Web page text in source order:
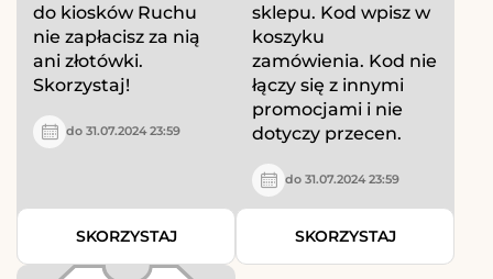
do kiosków Ruchu
nie zapłacisz za nią
ani złotówki.
Skorzystaj!
do 31.07.2024 23:59
SKORZYSTAJ
sklepu. Kod wpisz w
koszyku
zamówienia. Kod nie
łączy się z innymi
promocjami i nie
dotyczy przecen.
do 31.07.2024 23:59
SKORZYSTAJ